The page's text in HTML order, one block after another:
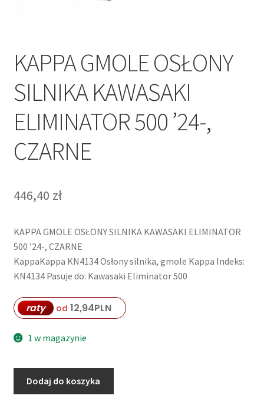
KAPPA GMOLE OSŁONY
SILNIKA KAWASAKI
ELIMINATOR 500 ’24-,
CZARNE
446,40 zł
KAPPA GMOLE OSŁONY SILNIKA KAWASAKI ELIMINATOR
500 ’24-, CZARNE
KappaKappa KN4134 Osłony silnika, gmole Kappa Indeks:
KN4134 Pasuje do: Kawasaki Eliminator 500
raty od 12,94PLN
1 w magazynie
Dodaj do koszyka